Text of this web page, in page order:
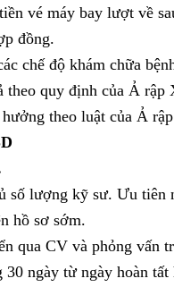
vé máy bay lượt về
đồng.
chế độ khám chữa
quy định của Ả rập
theo luật của Ả
số lượng kỹ sư. Ưu tiên
hồ sơ sớm.
qua CV và phỏng vấn
30 ngày từ ngày hoàn tất